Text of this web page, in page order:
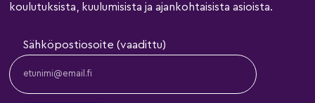
koulutuksista, kuulumisista ja ajankohtaisista asioista.
Sähköpostiosoite (vaadittu)